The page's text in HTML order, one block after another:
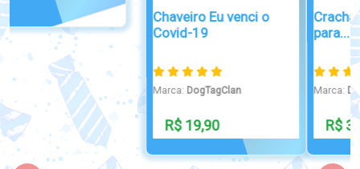
Crachá de Identificação
para...
DogTagClan
R$ 39,99